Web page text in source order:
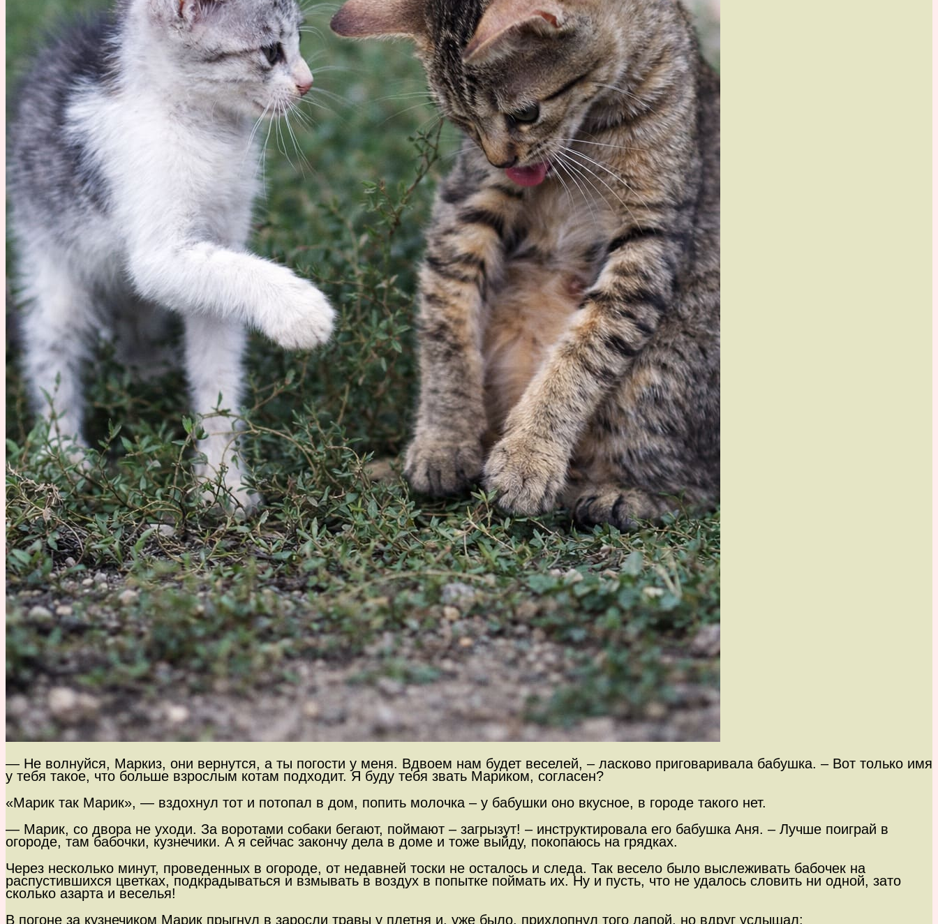
— Не волнуйся, Маркиз, они вернутся, а ты погости у меня. Вдвоем нам будет веселей, – ласково приговаривала бабушка. – Вот только имя
у тебя такое, что больше взрослым котам подходит. Я буду тебя звать Мариком, согласен?
«Марик так Марик», — вздохнул тот и потопал в дом, попить молочка – у бабушки оно вкусное, в городе такого нет.
— Марик, со двора не уходи. За воротами собаки бегают, поймают – загрызут! – инструктировала его бабушка Аня. – Лучше поиграй в
огороде, там бабочки, кузнечики. А я сейчас закончу дела в доме и тоже выйду, покопаюсь на грядках.
Через несколько минут, проведенных в огороде, от недавней тоски не осталось и следа. Так весело было выслеживать бабочек на
распустившихся цветках, подкрадываться и взмывать в воздух в попытке поймать их. Ну и пусть, что не удалось словить ни одной, зато
сколько азарта и веселья!
В погоне за кузнечиком Марик прыгнул в заросли травы у плетня и, уже было, прихлопнул того лапой, но вдруг услышал: